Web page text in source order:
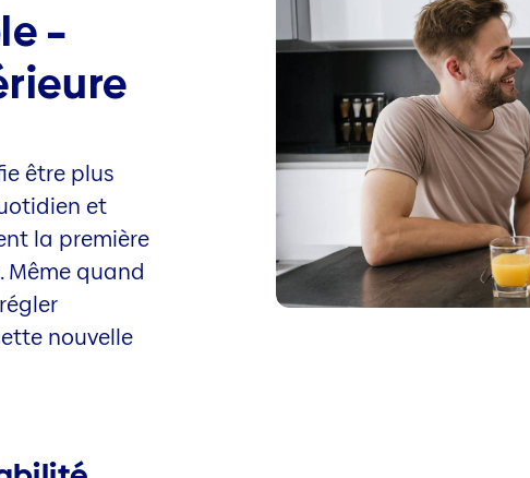
–
être plus
et
la première
Même quand
nouvelle